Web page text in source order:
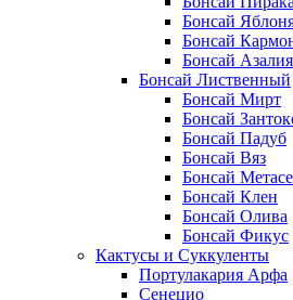
Бонсай
Бонсай
Бонсай Азалия
Бонсай Лиственный
Бонсай Мирт
Бонсай
Бонсай Падуб
Бонсай Вяз
Бонсай
Бонсай Клен
Бонсай Олива
Бонсай Фикус
Кактусы и Суккуленты
Портулакария Арфа
Сенецио